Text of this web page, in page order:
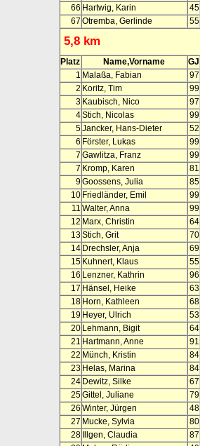
66 Hartwig, Karin 45
67 Otremba, Gerlinde 55
5,8 km
Platz Name,Vorname GJ
1 Malaßa, Fabian 97
2 Koritz, Tim 99
3 Kaubisch, Nico 97
4Stich, Nicolas 99
5Jancker, Hans-Dieter 52
6 Förster, Lukas 99
7 Gawlitza, Franz 99
7 Kromp, Karen 81
9Goossens, Julia 85
10 Friedländer, Emil 99
11 Walter, Anna 99
12 Marx, Christin 64
13Stich, Grit 70
14 Drechsler, Anja 69
15 Kuhnert, Klaus 55
16 Lenzner, Kathrin 96
17 Hänsel, Heike 63
18 Horn, Kathleen 68
19 Heyer, Ulrich 53
20 Lehmann, Bigit 64
21 Hartmann, Anne 91
22 Münch, Kristin 84
23 Helas, Marina 84
24 Dewitz, Silke 67
25Gittel, Juliane 79
26 Winter, Jürgen 48
27 Mucke, Sylvia 80
28
Illgen, Claudia 87